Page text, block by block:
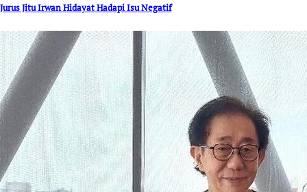
Jurus Jitu Irwan Hidayat Hadapi Isu Negatif